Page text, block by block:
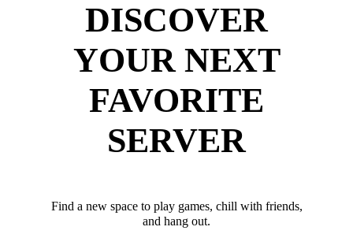
DISCOVER
YOUR NEXT
FAVORITE
SERVER
Find a new space to play games, chill with friends,
and hang out.